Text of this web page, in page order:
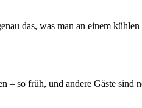
das, was man an einem kühlen
– so früh, und andere Gäste sind